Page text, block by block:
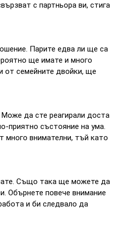
с партньора ви, стига
Парите едва ли ще са
ще имате и много
от семейните двойки, ще
да сте реагирали доста
приятно състояние на ума.
много внимателни, тъй като
Също така ще можете да
Обърнете повече внимание
и би следвало да